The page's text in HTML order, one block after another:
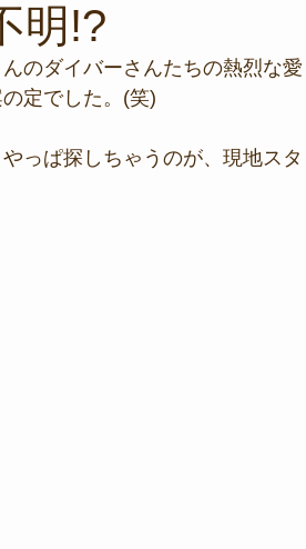
いつもとは違う業務 キャンプ
ント レスキュー･ファーストエイド
明!?
のダイバーさんたちの熱烈な愛
定でした。(笑)
っぱ探しちゃうのが、現地スタ